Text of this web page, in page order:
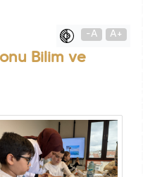
-A A+
Bilim ve